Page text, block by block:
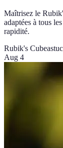
Maîtrisez le
adaptées à tous
rapidité.
Rubik's Cube
Aug 4